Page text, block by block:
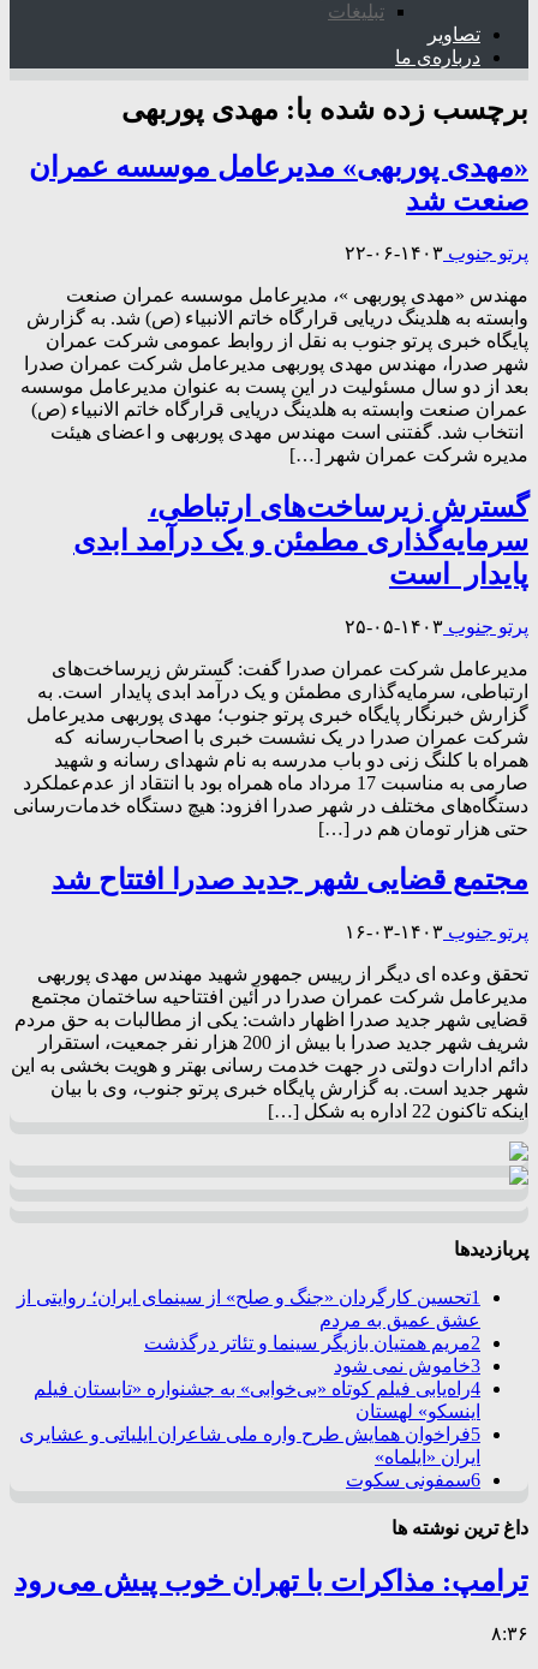
تبلیغات
تصاویر
درباره‌ی ما
برچسب زده شده با: مهدی پوربهی
«مهدی پوربهی» مدیرعامل موسسه عمران
صنعت شد
پرتو جنوب ۱۴۰۳-۰۶-۲۲
مهندس «مهدی پوربهی »، مدیرعامل موسسه عمران صنعت
وابسته به هلدینگ دریایی قرارگاه خاتم الانبیاء (ص) شد. به گزارش
پایگاه خبری پرتو جنوب به نقل از روابط عمومی شرکت عمران
شهر صدرا، مهندس مهدی پوربهی مدیرعامل شرکت عمران صدرا
بعد از دو سال مسئولیت در این پست به عنوان مدیرعامل موسسه
عمران صنعت وابسته به هلدینگ دریایی قرارگاه خاتم الانبیاء (ص)
انتخاب شد. گفتنی است مهندس مهدی پوربهی و اعضای هیئت
مدیره شرکت عمران شهر […]
گسترش زیرساخت‌های ارتباطی،
سرمایه‌گذاری مطمئن و یک درآمد ابدی
پایدار است
پرتو جنوب ۱۴۰۳-۰۵-۲۵
مدیرعامل شرکت عمران صدرا گفت: گسترش زیرساخت‌های
ارتباطی، سرمایه‌گذاری مطمئن و یک درآمد ابدی پایدار است. به
گزارش خبرنگار پایگاه خبری پرتو جنوب؛ مهدی پوربهی مدیرعامل
شرکت عمران صدرا در یک نشست خبری با اصحاب‌رسانه که
همراه با کلنگ زنی دو باب مدرسه به نام شهدای رسانه و شهید
صارمی به مناسبت 17 مرداد ماه همراه بود با انتقاد از عدم‌عملکرد
دستگاه‌های مختلف در شهر صدرا افزود: هیچ دستگاه خدمات‌رسانی
حتی ‌هزار تومان هم در […]
مجتمع قضایی شهر جدید صدرا افتتاح شد
پرتو جنوب ۱۴۰۳-۰۳-۱۶
تحقق وعده ای دیگر از رییس جمهور شهید مهندس مهدی پوربهی
مدیرعامل شرکت عمران صدرا در آئین افتتاحیه ساختمان مجتمع
قضایی شهر جدید صدرا اظهار داشت: یکی از مطالبات به حق مردم
شریف شهر جدید صدرا با بیش از 200 هزار نفر جمعیت، استقرار
دائم ادارات دولتی در جهت خدمت رسانی بهتر و هویت بخشی به این
شهر جدید است. به گزارش پایگاه خبری پرتو جنوب، وی با بیان
اینکه تاکنون 22 اداره به شکل […]
پربازدیدها
1تحسین کارگردان «جنگ و صلح» از سینمای ایران؛ روایتی از
عشق عمیق به مردم
2مریم همتیان بازیگر سینما و تئاتر درگذشت
3خاموش نمی شود
4راه‌یابی فیلم کوتاه «بی‌خوابی» به جشنواره «تابستان فیلم
اینسکو» لهستان
5فراخوان همایش طرح واره ملی شاعران ایلیاتی و عشایری
ایران «ایلماه»
6سمفونی سکوت
داغ ترین نوشته ها
ترامپ: مذاکرات با تهران خوب پیش می‌رود
۸:۳۶